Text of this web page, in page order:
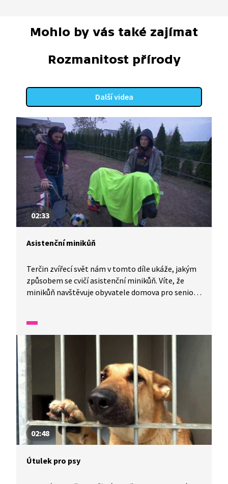
Mohlo by vás také zajímat
Rozmanitost přírody
Další videa
02:33
Asistenční minikůň
Terčin zvířecí svět nám v tomto díle ukáže, jakým
způsobem se cvičí asistenční minikůň. Víte, že
minikůň navštěvuje obyvatele domova pro seniory
02:48
Útulek pro psy